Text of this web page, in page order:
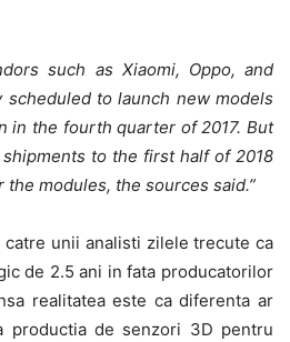
such as Xiaomi, Oppo, and
to launch new models
in the fourth quarter of 2017. But
to the first half of 2018
modules, the sources said.”
catre unii analisti zilele trecute ca
de 2.5 ani in fata producatorilor
realitatea este ca diferenta ar
productia de senzori 3D pentru